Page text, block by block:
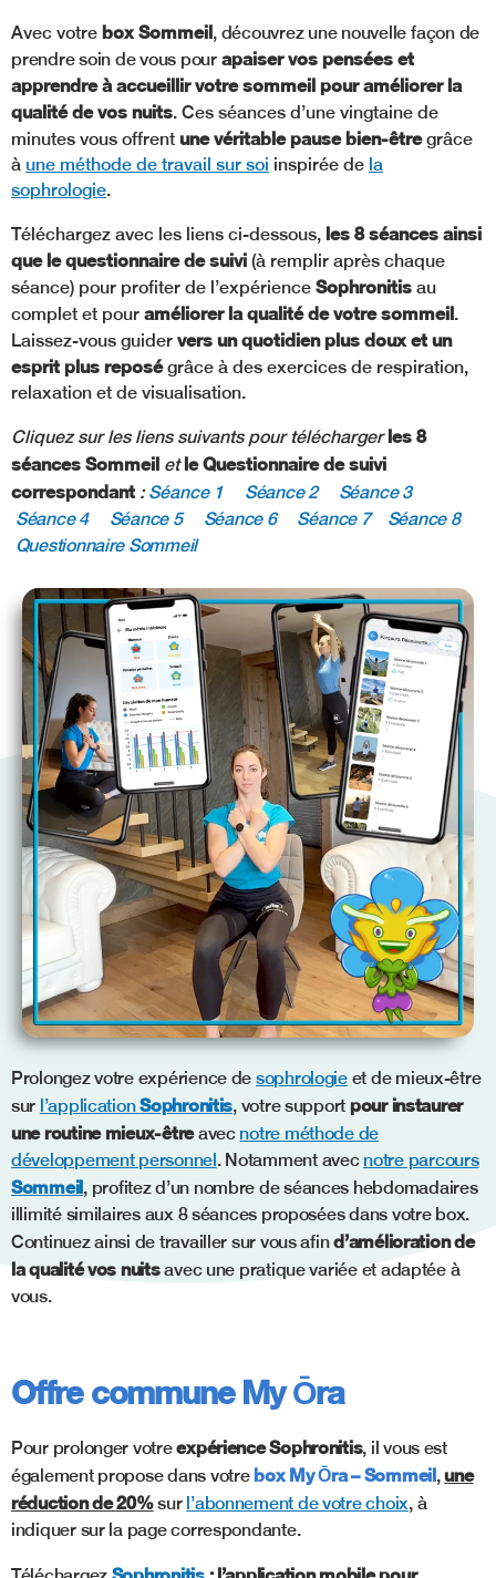
Avec votre box Sommeil, découvrez une nouvelle façon de
prendre soin de vous pour apaiser vos pensées et
apprendre à accueillir votre sommeil pour améliorer la
qualité de vos nuits. Ces séances d’une vingtaine de
minutes vous offrent une véritable pause bien-êtregrâce
à une méthode de travail sur soi inspirée de la
sophrologie.
Téléchargez avec les liens ci-dessous, les 8 séances ainsi
que le questionnaire de suivi (à remplir après chaque
séance) pour profiter de l’expérience Sophronitis au
complet et pour améliorer la qualité de votre sommeil.
Laissez-vous guider vers un quotidien plus doux et un
esprit plus reposégrâce à des exercices de respiration,
relaxation et de visualisation.
Cliquez sur les liens suivants pour téléchargerles 8
séances Sommeil etle Questionnaire de suivi
correspondant :Séance 1 Séance 2
Séance 3
Séance 4
Séance 5 Séance 6 Séance 7
Séance 8
Questionnaire Sommeil
Prolongez votre expérience de sophrologieet de mieux-être
sur l’applicationSophronitis, votre support pour instaurer
une routine mieux-êtreavec notre méthode de
développement personnel. Notamment avec notre parcours
Sommeil, profitez d’un nombre de séances hebdomadaires
illimité similaires aux 8 séances proposées dans votre box.
Continuez ainsi de travailler sur vous afind’amélioration de
la qualité vos nuitsavec une pratique variée et adaptée à
vous.
Offre commune My Ōra
Pour prolonger votreexpérience Sophronitis, il vous est
également propose dans votrebox My Ōra – Sommeil,une
réduction de 20%sur l’abonnement de votre choix, à
indiquer sur la page correspondante.
Sophronitis: l’application mobile pour